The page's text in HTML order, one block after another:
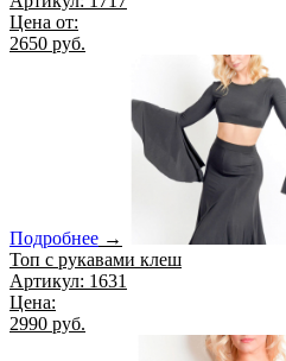
Цена от:
2650 руб.
Подробнее →
Топ с рукавами клеш
Артикул: 1631
Цена:
2990 руб.